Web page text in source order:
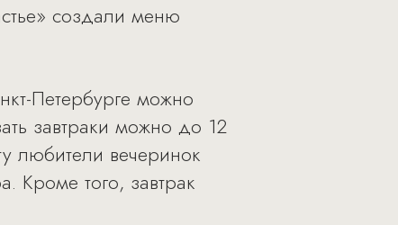
создали меню
Петербурге можно
завтраки можно до 12
любители вечеринок
Кроме того, завтрак